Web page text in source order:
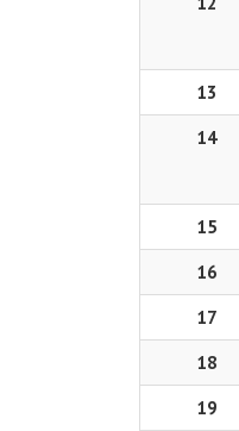
13
14
15
16
17
18
19